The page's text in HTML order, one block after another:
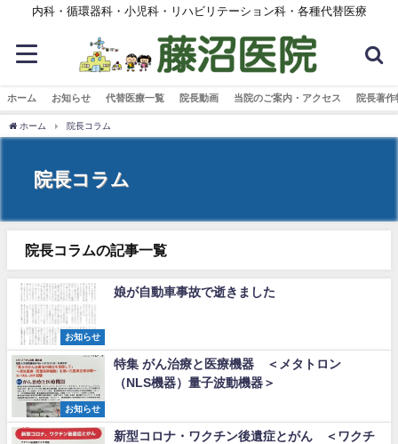
内科・循環器科・小児科・リハビリテーション科・各種代替医療
ホーム お知らせ 代替医療一覧 院長動画 当院のご案内・アクセス 院長著作
ホーム 院長コラム
院長コラム
院長コラムの記事一覧
お知らせ
娘が自動車事故で逝きました
お知らせ
特集 がん治療と医療機器 ＜メタトロン
（NLS機器）量子波動機器＞
新型コロナ・ワクチン後遺症とがん ＜ワクチ